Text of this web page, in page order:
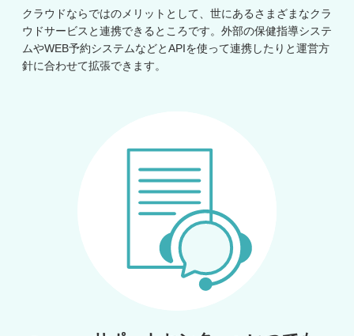
クラウドならではのメリットとして、世にあるさまざまなクラ
ウドサービスと連携できるところです。外部の保健指導システ
ムやWEB予約システムなどとAPIを使って連携したりと運営方
針に合わせて拡張できます。